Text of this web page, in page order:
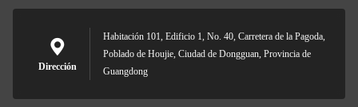
Dirección
Habitación 101, Edificio 1, No. 40, Carretera de la Pagoda,
Poblado de Houjie, Ciudad de Dongguan, Provincia de
Guangdong